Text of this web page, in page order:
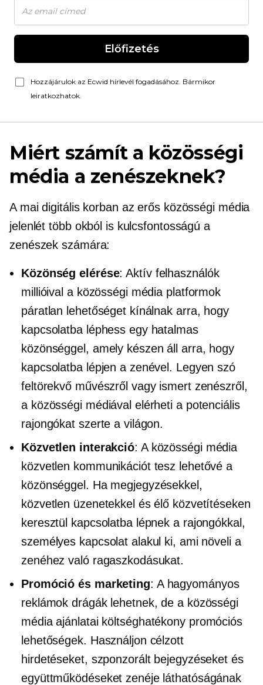
Előfizetés
Hozzájárulok az Ecwid hírlevél fogadásához. Bármikor
leiratkozhatok.
Miért számít a közösségi
média a zenészeknek?
A mai digitális korban az erős közösségi média
jelenlét több okból is kulcsfontosságú a
zenészek számára:
Közönség elérése: Aktív felhasználók
millióival a közösségi média platformok
páratlan lehetőséget kínálnak arra, hogy
kapcsolatba léphess egy hatalmas
közönséggel, amely készen áll arra, hogy
kapcsolatba lépjen a zenével. Legyen szó
feltörekvő művészről vagy ismert zenészről,
a közösségi médiával elérheti a potenciális
rajongókat szerte a világon.
Közvetlen interakció: A közösségi média
közvetlen kommunikációt tesz lehetővé a
közönséggel. Ha megjegyzésekkel,
közvetlen üzenetekkel és élő közvetítéseken
keresztül kapcsolatba lépnek a rajongókkal,
személyes kapcsolat alakul ki, ami növeli a
zenéhez való ragaszkodásukat.
Promóció és marketing: A hagyományos
reklámok drágák lehetnek, de a közösségi
média ajánlatai költséghatékonypromóciós
lehetőségek. Használjon célzott
hirdetéseket, szponzorált bejegyzéseket és
együttműködéseket zenéje láthatóságának